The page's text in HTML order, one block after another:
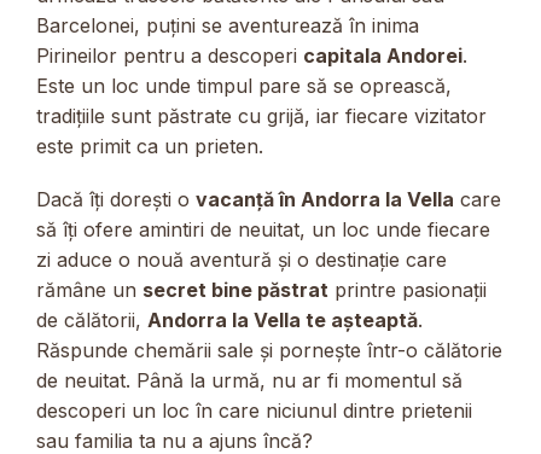
Barcelonei, puțini se aventurează în inima
Pirineilor pentru a descoperi capitala Andorei.
Este un loc unde timpul pare să se oprească,
tradițiile sunt păstrate cu grijă, iar fiecare vizitator
este primit ca un prieten.
Dacă îți dorești o vacanță în Andorra la Vella care
să îți ofere amintiri de neuitat, un loc unde fiecare
zi aduce o nouă aventură și o destinație care
rămâne un secret bine păstrat printre pasionații
de călătorii, Andorra la Vella te așteaptă.
Răspunde chemării sale și pornește într-o călătorie
de neuitat. Până la urmă, nu ar fi momentul să
descoperi un loc în care niciunul dintre prietenii
sau familia ta nu a ajuns încă?